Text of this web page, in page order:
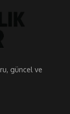
güncel ve